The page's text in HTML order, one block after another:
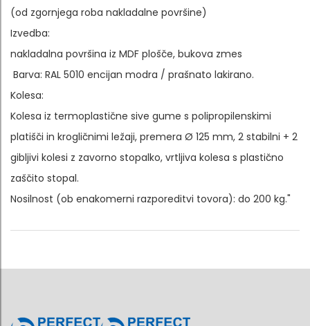
(od zgornjega roba nakladalne površine)
Izvedba:
nakladalna površina iz MDF plošče, bukova zmes
Barva: RAL 5010 encijan modra / prašnato lakirano.
Kolesa:
Kolesa iz termoplastične sive gume s polipropilenskimi
platišči in krogličnimi ležaji, premera Ø 125 mm, 2 stabilni + 2
gibljivi kolesi z zavorno stopalko, vrtljiva kolesa s plastično
zaščito stopal.
Nosilnost (ob enakomerni razporeditvi tovora): do 200 kg."